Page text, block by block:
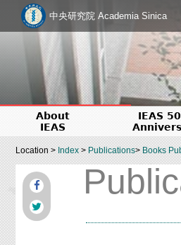
中央研究院 Academia Sinica
About
IEAS
IEAS
Location >Index>Publications>Books